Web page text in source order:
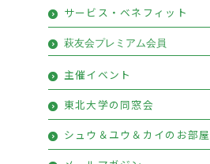
サービス・ベネフィット
萩友会プレミアム会員
萩友会プレミアム会員お申込み
プレミアム会員特典
主催イベント
東北大学の同窓会
シュウ＆ユウ＆カイのお部屋